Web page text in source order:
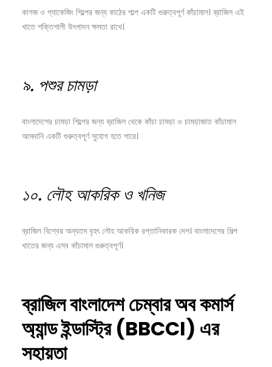
কাগজ ও প্যাকেজিং শিল্পের জন্য কাঠের পাল্প একটি গুরুত্বপূর্ণ কাঁচামাল। ব্রাজিল এই
খাতে শক্তিশালী উৎপাদন ক্ষমতা রাখে।
৯. পশুরচামড়া
বাংলাদেশের চামড়া শিল্পের জন্য ব্রাজিল থেকে কাঁচা চামড়া ও চামড়াজাত কাঁচামাল
আমদানি একটি গুরুত্বপূর্ণ সুযোগ হতে পারে।
১০. লৌহআকরিকও খনিজ
ব্রাজিল বিশ্বের অন্যতম বৃহৎ লৌহ আকরিক রপ্তানিকারক দেশ। বাংলাদেশের শিল্প
খাতের জন্য এসব কাঁচামাল গুরুত্বপূর্ণ।
ব্রাজিলবাংলাদেশচেম্বারঅবকমার্স
অ্যান্ডইন্ডাস্ট্রি (BBCCI) এর
সহায়তা